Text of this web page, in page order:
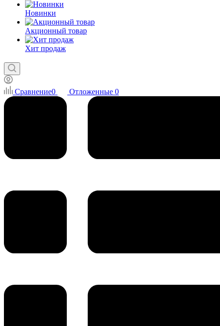
Новинки
Акционный товар
Хит продаж
Сравнение0 Отложенные 0